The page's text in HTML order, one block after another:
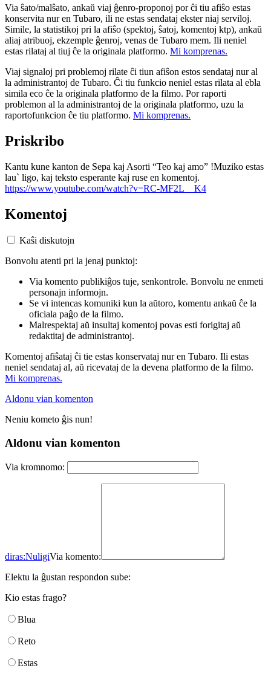
Via ŝato/malŝato, ankaŭ viaj ĝenro-proponoj por ĉi tiu afiŝo estas
konservita nur en Tubaro, ili ne estas sendataj ekster niaj serviloj.
Simile, la statistikoj pri la afiŝo (spektoj, ŝatoj, komentoj ktp), ankaŭ
aliaj atribuoj, ekzemple ĝenroj, venas de Tubaro mem. Ili neniel
estas rilataj al tiuj ĉe la originala platformo. Mi komprenas.
Viaj signaloj pri problemoj rilate ĉi tiun afiŝon estos sendataj nur al
la administrantoj de Tubaro. Ĉi tiu funkcio neniel estas rilata al ebla
simila eco ĉe la originala platformo de la filmo. Por raporti
problemon al la administrantoj de la originala platformo, uzu la
raportofunkcion ĉe tiu platformo. Mi komprenas.
Priskribo
Kantu kune kanton de Sepa kaj Asorti “Teo kaj amo” !Muziko estas
lau` ligo, kaj teksto esperante kaj ruse en komentoj.
https://www.youtube.com/watch?v=RC-MF2L__K4
Komentoj
Kaŝi diskutojn
Bonvolu atenti pri la jenaj punktoj:
Via komento publikiĝos tuje, senkontrole. Bonvolu ne enmeti
personajn informojn.
Se vi intencas komuniki kun la aŭtoro, komentu ankaŭ ĉe la
oficiala paĝo de la filmo.
Malrespektaj aŭ insultaj komentoj povas esti forigitaj aŭ
redaktitaj de administrantoj.
Komentoj afiŝataj ĉi tie estas konservataj nur en Tubaro. Ili estas
neniel sendataj al, aŭ ricevataj de la devena platformo de la filmo.
Mi komprenas.
Aldonu vian komenton
Neniu kometo ĝis nun!
Aldonu vian komenton
Via kromnomo:
diras:NuligiVia komento:
Elektu la ĝustan respondon sube:
Kio estas frago?
Blua
Reto
Estas